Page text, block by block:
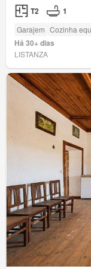
T2 1
Garajem Cozinha
Há 30+ dias
LISTANZA